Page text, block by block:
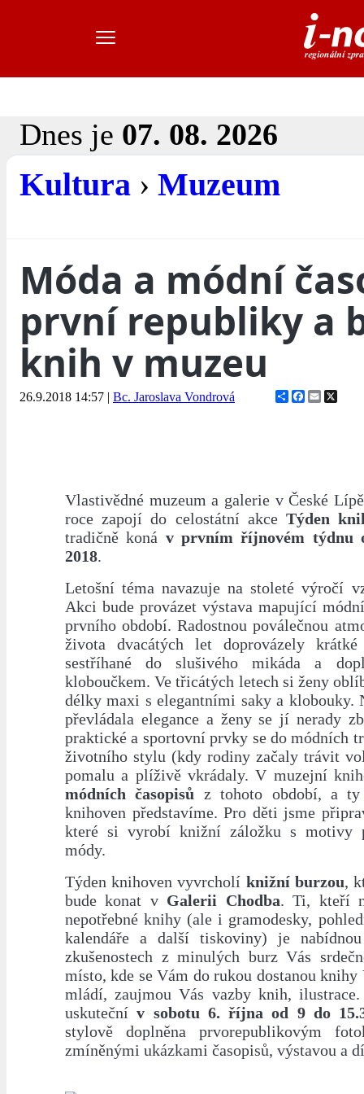
Dnes je 07. 08. 2026
Kultura › Muzeum
Móda a módní
první republiky a
knih v muzeu
26.9.2018 14:57 | Bc. Jaroslava Vondrová ShareFacebook
Email
Vlastivědné muzeum a galerie v České
roce zapojí do celostátní akceTýden
tradičně koná v prvním říjnovém týdnu
2018.
Letošní téma navazuje na stoleté výročí
Akci bude provázet výstava mapující
prvního období. Radostnou poválečnou
života dvacátých let doprovázely
sestříhané do slušivého mikáda a
kloboučkem. Ve třicátých letech si ženy
délky maxi s elegantními saky a klobouky.
převládala elegance a ženy se jí nerady
praktické a sportovní prvky se do módních
životního stylu (kdy rodiny začaly trávit
pomalu a plíživě vkrádaly. V muzejní
módních časopisů z tohoto období, a
knihoven představíme. Pro děti jsme
které si vyrobí knižní záložku s motivy
módy.
Týden knihoven vyvrcholí knižní burzou,
bude konat v Galerii Chodba. Ti, kteří
nepotřebné knihy (ale i gramodesky,
kalendáře a další tiskoviny) je
zkušenostech z minulých burz Vás
místo, kde se Vám do rukou dostanou knihy
mládí, zaujmou Vás vazby knih,
uskutečnív sobotu 6. října od 9 do
stylově doplněna prvorepublikovým
zmíněnými ukázkami časopisů, výstavou a